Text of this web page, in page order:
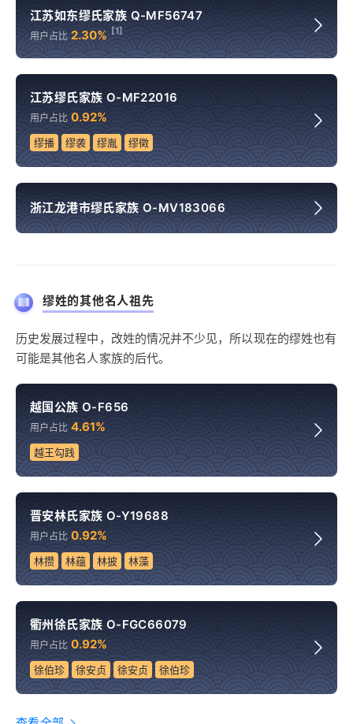
江苏如东缪氏家族 Q-MF56747
用户占比 2.30% [1]
江苏缪氏家族 O-MF22016
用户占比 0.92%
缪播 缪袭 缪胤 缪徵
浙江龙港市缪氏家族 O-MV183066
缪姓的其他名人祖先
历史发展过程中，改姓的情况并不少见，所以现在的缪姓也有
可能是其他名人家族的后代。
越国公族 O-F656
用户占比 4.61%
越王勾践
晋安林氏家族 O-Y19688
用户占比 0.92%
林攒 林蕴 林披 林藻
衢州徐氏家族 O-FGC66079
用户占比 0.92%
徐伯珍 徐安贞 徐安贞 徐伯珍